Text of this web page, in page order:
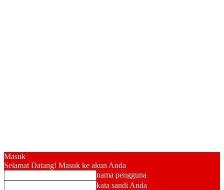
Masuk
Selamat Datang! Masuk ke akun Anda
nama pengguna
kata sandi Anda